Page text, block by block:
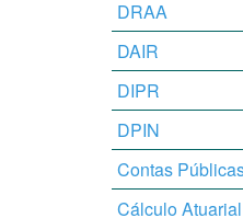
DRAA
DAIR
DIPR
DPIN
Contas
Cálculo Atuarial